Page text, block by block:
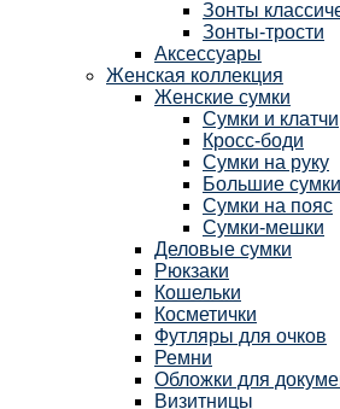
Зонты
Зонты-трости
Аксессуары
Женская коллекция
Женские сумки
Сумки и клатчи
Кросс-боди
Сумки на руку
Большие сумки
Сумки на пояс
Сумки-мешки
Деловые сумки
Рюкзаки
Кошельки
Косметички
Футляры для очков
Ремни
Обложки для
Визитницы